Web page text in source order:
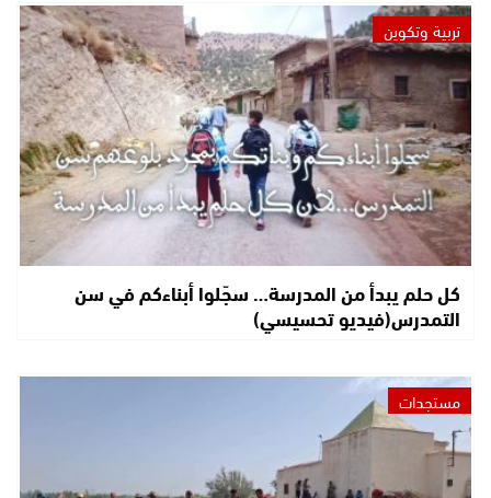
تربية وتكوين
كل حلم يبدأ من المدرسة… سجّلوا أبناءكم في سن
التمدرس(فيديو تحسيسي)
مستجدات